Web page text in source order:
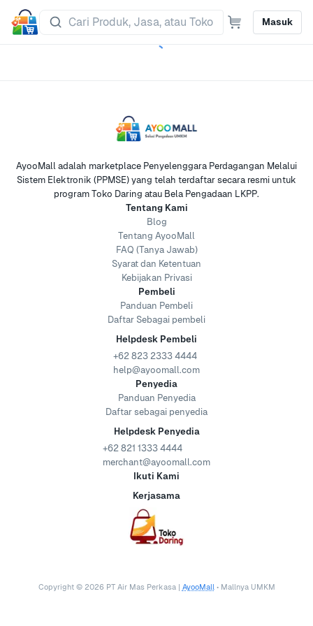
Masuk
AyooMall adalah marketplace Penyelenggara Perdagangan Melalui
Sistem Elektronik (PPMSE) yang telah terdaftar secara resmi untuk
program Toko Daring atau Bela Pengadaan LKPP.
Tentang Kami
Blog
Tentang AyooMall
FAQ (Tanya Jawab)
Syarat dan Ketentuan
Kebijakan Privasi
Pembeli
Panduan Pembeli
Daftar Sebagai pembeli
Helpdesk Pembeli
+62 823 2333 4444
help@ayoomall.com
Penyedia
Panduan Penyedia
Daftar sebagai penyedia
Helpdesk Penyedia
+62 821 1333 4444
merchant@ayoomall.com
Ikuti Kami
Kerjasama
Copyright © 2026 PT Air Mas Perkasa | AyooMall • Mallnya UMKM